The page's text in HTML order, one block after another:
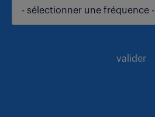
- sélectionner une fréquence -
valider